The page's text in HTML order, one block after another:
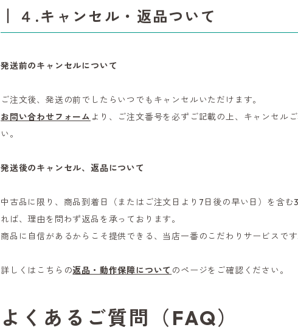
４.キャンセル・返品ついて
発送前のキャンセルについて
ご注文後、発送の前でしたらいつでもキャンセルいただけます。
お問い合わせフォーム より、ご注文番号を必ずご記載の上、キャンセル
い。
発送後のキャンセル、返品について
中古品に限り、商品到着日（またはご注文日より7日後の早い日）を含む
れば、理由を問わず返品を承っております。
商品に自信があるからこそ提供できる、当店一番のこだわりサービスです
詳しくはこちらの返品・動作保障について のページをご確認ください。
よくあるご質問（FAQ）